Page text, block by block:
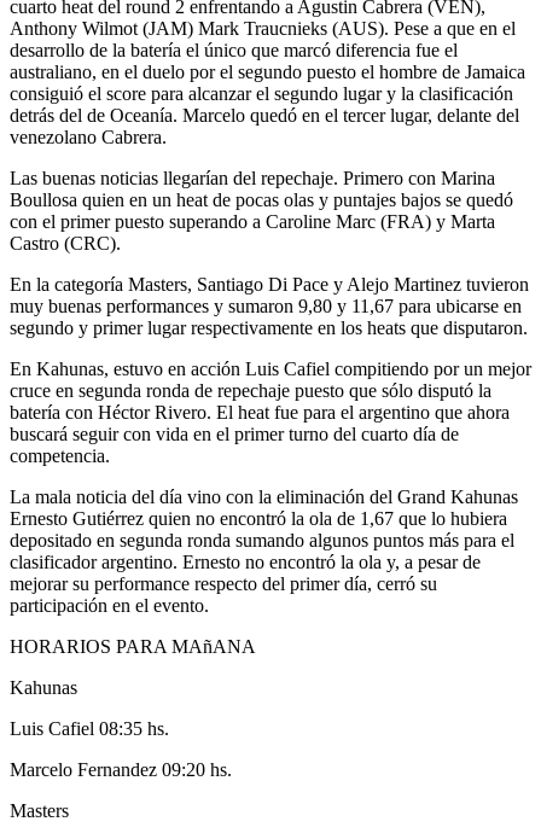
cuarto heat del round 2 enfrentando a Agustin Cabrera (VEN),
Anthony Wilmot (JAM) Mark Traucnieks (AUS). Pese a que en el
desarrollo de la batería el único que marcó diferencia fue el
australiano, en el duelo por el segundo puesto el hombre de Jamaica
consiguió el score para alcanzar el segundo lugar y la clasificación
detrás del de Oceanía. Marcelo quedó en el tercer lugar, delante del
venezolano Cabrera.
Las buenas noticias llegarían del repechaje. Primero con Marina
Boullosa quien en un heat de pocas olas y puntajes bajos se quedó
con el primer puesto superando a Caroline Marc (FRA) y Marta
Castro (CRC).
En la categoría Masters, Santiago Di Pace y Alejo Martinez tuvieron
muy buenas performances y sumaron 9,80 y 11,67 para ubicarse en
segundo y primer lugar respectivamente en los heats que disputaron.
En Kahunas, estuvo en acción Luis Cafiel compitiendo por un mejor
cruce en segunda ronda de repechaje puesto que sólo disputó la
batería con Héctor Rivero. El heat fue para el argentino que ahora
buscará seguir con vida en el primer turno del cuarto día de
competencia.
La mala noticia del día vino con la eliminación del Grand Kahunas
Ernesto Gutiérrez quien no encontró la ola de 1,67 que lo hubiera
depositado en segunda ronda sumando algunos puntos más para el
clasificador argentino. Ernesto no encontró la ola y, a pesar de
mejorar su performance respecto del primer día, cerró su
participación en el evento.
HORARIOS PARA MAñANA
Kahunas
Luis Cafiel 08:35 hs.
Marcelo Fernandez 09:20 hs.
Masters